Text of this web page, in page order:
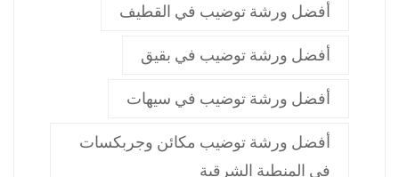
أفضل ورشة توضيب في القطيف
أفضل ورشة توضيب في بقيق
أفضل ورشة توضيب في سيهات
أفضل ورشة توضيب مكائن وجربكسات
في المنطية الشرقية